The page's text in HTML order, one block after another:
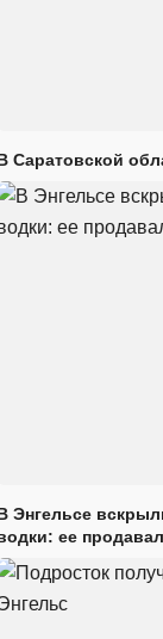
Саратовской
Энгельсе
ее